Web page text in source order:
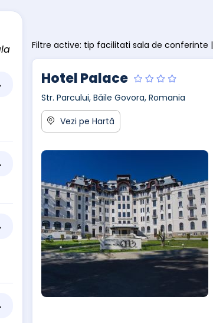
Filtre active: tip facilitati sala de conferinte |
Hotel Palace
Str. Parcului, Băile Govora, Romania
Vezi pe Hartă